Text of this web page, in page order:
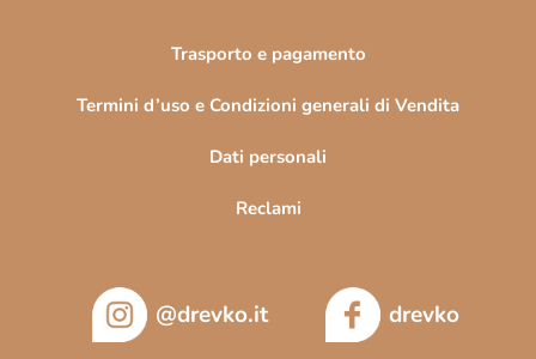
Trasporto e pagamento
Termini d’uso e Condizioni generali di Vendita
Dati personali
Reclami
@drevko.it drevko